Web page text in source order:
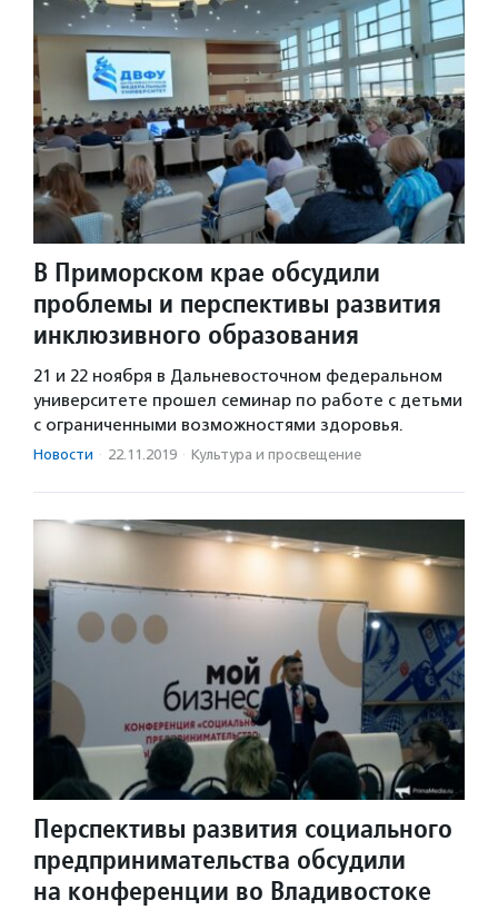
В Приморском крае обсудили
проблемы и перспективы развития
инклюзивного образования
21 и 22 ноября в Дальневосточном федеральном
университете прошел семинар по работе с детьми
с ограниченными возможностями здоровья.
Новости · 22.11.2019 · Культура и просвещение
Перспективы развития социального
предпринимательства обсудили
на конференции во Владивостоке